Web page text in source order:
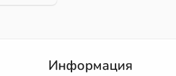
Информация